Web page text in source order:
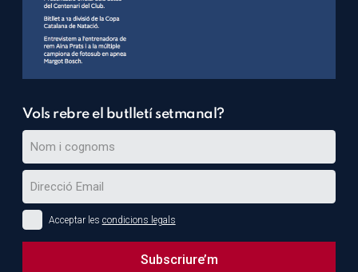
Vols rebre el butlletí setmanal?
Acceptar les condicions legals
Subscriure’m